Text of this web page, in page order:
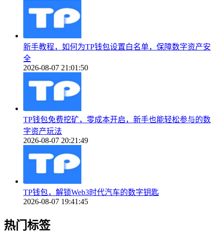
新手教程，如何为TP钱包设置白名单，保障数字资产安
全
2026-08-07 21:01:50
TP钱包免费挖矿，零成本开启，新手也能轻松参与的数
字资产玩法
2026-08-07 20:21:49
TP钱包，解锁Web3时代汽车的数字钥匙
2026-08-07 19:41:45
热门标签